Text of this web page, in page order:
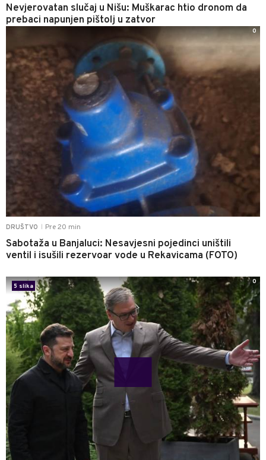
Nevjerovatan slučaj u Nišu: Muškarac htio dronom da
prebaci napunjen pištolj u zatvor
DRUŠTVO Pre 20 min
Sabotaža u Banjaluci: Nesavjesni pojedinci uništili
ventil i isušili rezervoar vode u Rekavicama (FOTO)
0
5 slika
0